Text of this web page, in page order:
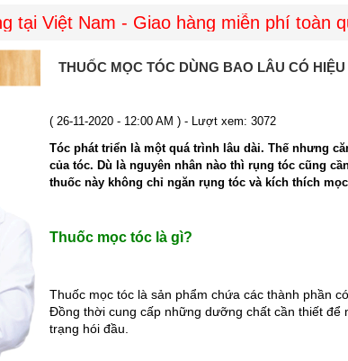
Nam - Giao hàng miễn phí toàn quốc.
THUỐC MỌC TÓC DÙNG BAO LÂU CÓ
( 26-11-2020 - 12:00 AM ) - Lượt xem: 3072
Tóc phát triển là một quá trình lâu dài. Thế nhưng
của tóc. Dù là nguyên nhân nào thì rụng tóc cũng
thuốc này không chỉ ngăn rụng tóc và kích thích
Thuốc mọc tóc là gì?
Thuốc mọc tóc là sản phẩm chứa các thành phần
Đồng thời cung cấp những dưỡng chất cần thiết
trạng hói đầu.